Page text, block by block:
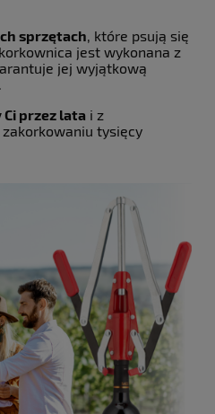
sprzętach, które psują się
jest wykonana z
jej wyjątkową
Ci przez lata i z
tysięcy